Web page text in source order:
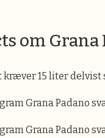
om Grana
kræver 15 liter delvist
Grana Padano
Grana Padano